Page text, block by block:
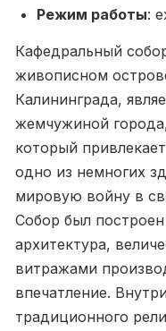
Режим работы:
Кафедральный
живописном
Калининграда,
жемчужиной
который
одно из немногих
мировую войну в
Собор был построен
архитектура,
витражами
впечатление.
традиционного